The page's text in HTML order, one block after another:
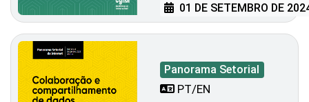
01 DE SETEMBRO DE
Panorama Setorial
PT/EN